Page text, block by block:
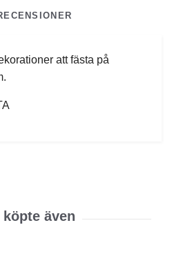
att fästa på